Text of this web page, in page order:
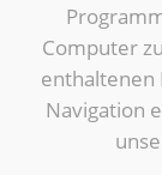
Computer
enthaltenen
Navigation